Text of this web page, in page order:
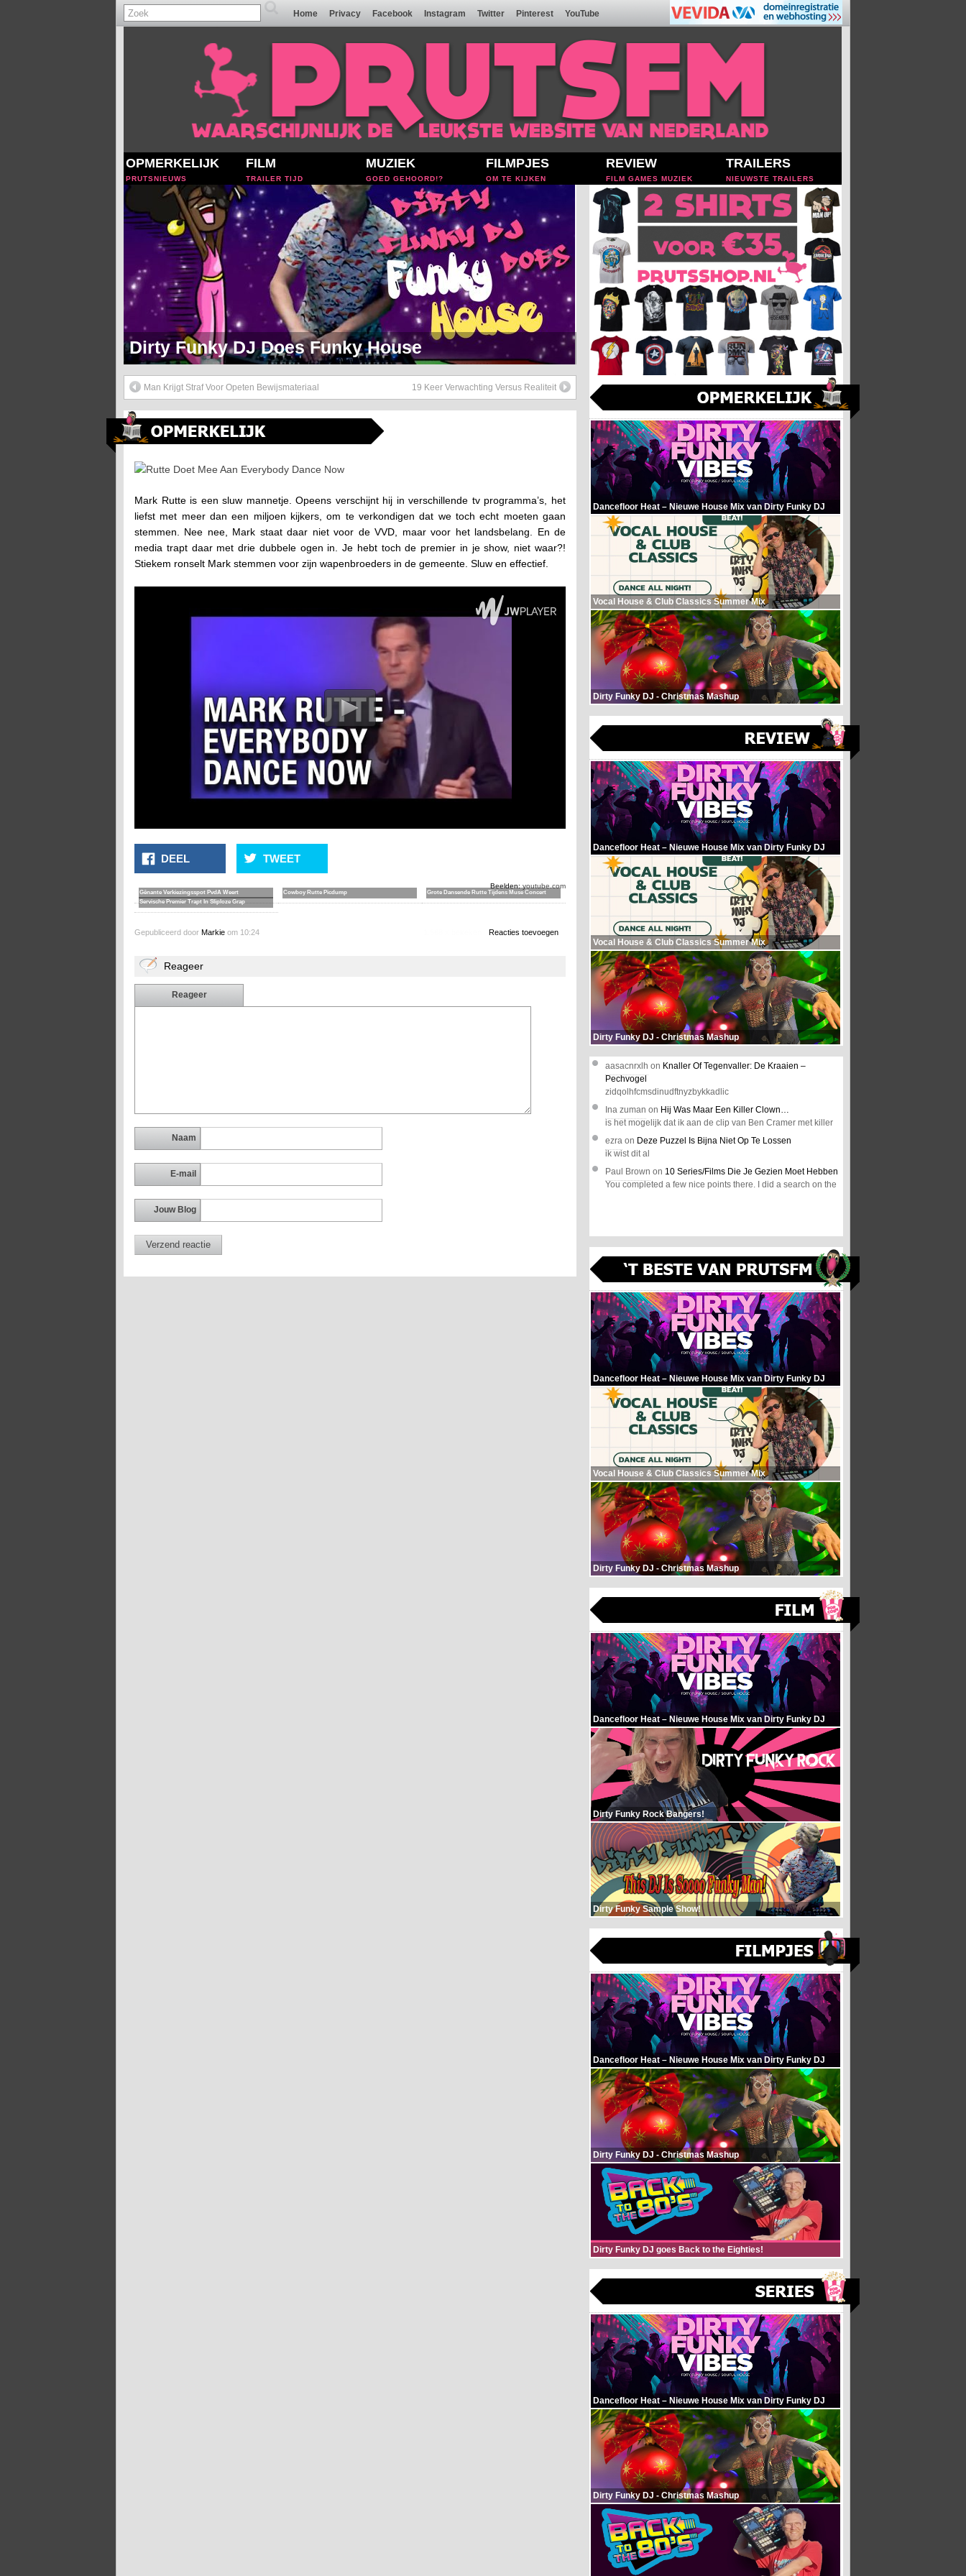
Home Privacy Facebook Instagram Twitter Pinterest YouTube
OPMERKELIJK
PRUTSNIEUWS
FILM
TRAILER TIJD
MUZIEK
GOED GEHOORD!?
FILMPJES
OM TE KIJKEN
REVIEW
FILM GAMES MUZIEK
TRAILERS
NIEUWSTE TRAILERS
Markie Mark Doet Een Heerlijk Soul Setje
Man Krijgt Straf Voor Opeten Bewijsmateriaal 19 Keer Verwachting Versus Realiteit
Mark Rutte is een sluw mannetje. Opeens verschijnt hij in verschillende tv programma’s, het
liefst met meer dan een miljoen kijkers, om te verkondigen dat we toch echt moeten gaan
stemmen. Nee nee, Mark staat daar niet voor de VVD, maar voor het landsbelang. En de
media trapt daar met drie dubbele ogen in. Je hebt toch de premier in je show, niet waar?!
Stiekem ronselt Mark stemmen voor zijn wapenbroeders in de gemeente. Sluw en effectief.
DEEL TWEET
Beelden: youtube.com
Gênante Verkiezingsspot PvdA Weert Cowboy Rutte Picdump
Grote Dansende Rutte Tijdens Muse Concert
Servische Premier Trapt In Sliploze Grap
Gepubliceerd door Markie om 10:24 Reacties toevoegen
Reageer
Reageer
Naam
E-mail
Jouw Blog
Dancefloor Heat – Nieuwe House Mix van Dirty Funky DJ
Vocal House & Club Classics Summer Mix
Dirty Funky DJ - Christmas Mashup
Dancefloor Heat – Nieuwe House Mix van Dirty Funky DJ
Vocal House & Club Classics Summer Mix
Dirty Funky DJ - Christmas Mashup
aasacnrxlh on Knaller Of Tegenvaller: De Kraaien –
Pechvogel
zidqolhfcmsdinudftnyzbykkadlic
Ina zuman on Hij Was Maar Een Killer Clown…
is het mogelijk dat ik aan de clip van Ben Cramer met killer
ezra on Deze Puzzel Is Bijna Niet Op Te Lossen
ik wist dit al
Paul Brown on 10 Series/Films Die Je Gezien Moet Hebben
You completed a few nice points there. I did a search on the
Dancefloor Heat – Nieuwe House Mix van Dirty Funky DJ
Vocal House & Club Classics Summer Mix
Dirty Funky DJ - Christmas Mashup
Dancefloor Heat – Nieuwe House Mix van Dirty Funky DJ
Dirty Funky Rock Bangers!
Dirty Funky Sample Show!
Dancefloor Heat – Nieuwe House Mix van Dirty Funky DJ
Dirty Funky DJ - Christmas Mashup
Dirty Funky DJ goes Back to the Eighties!
Dancefloor Heat – Nieuwe House Mix van Dirty Funky DJ
Dirty Funky DJ - Christmas Mashup